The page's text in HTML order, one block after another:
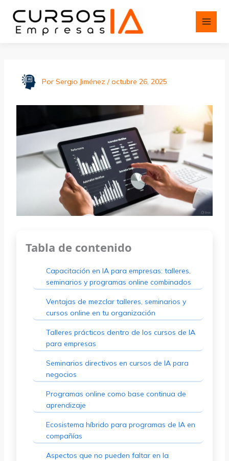
Por Sergio Jiménez /octubre 26, 2025
Tabla de contenido
Capacitación en IA para empresas: talleres,
seminarios y programas online combinados
Ventajas de mezclar talleres, seminarios y
cursos online en tu organización
Talleres prácticos dentro de los cursos de IA
para empresas
Seminarios directivos en cursos de IA para
negocios
Programas online como base continua de
aprendizaje
Ecosistema híbrido para programas de IA en
compañías
Aspectos que no pueden faltar en la